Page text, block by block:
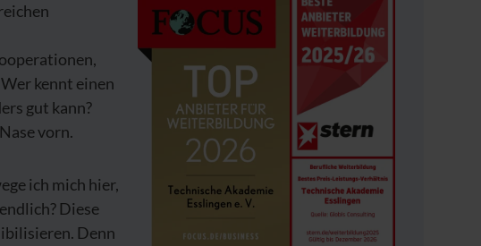
kennt einen
gut kann?
vorn.
ich mich hier,
Diese
Denn